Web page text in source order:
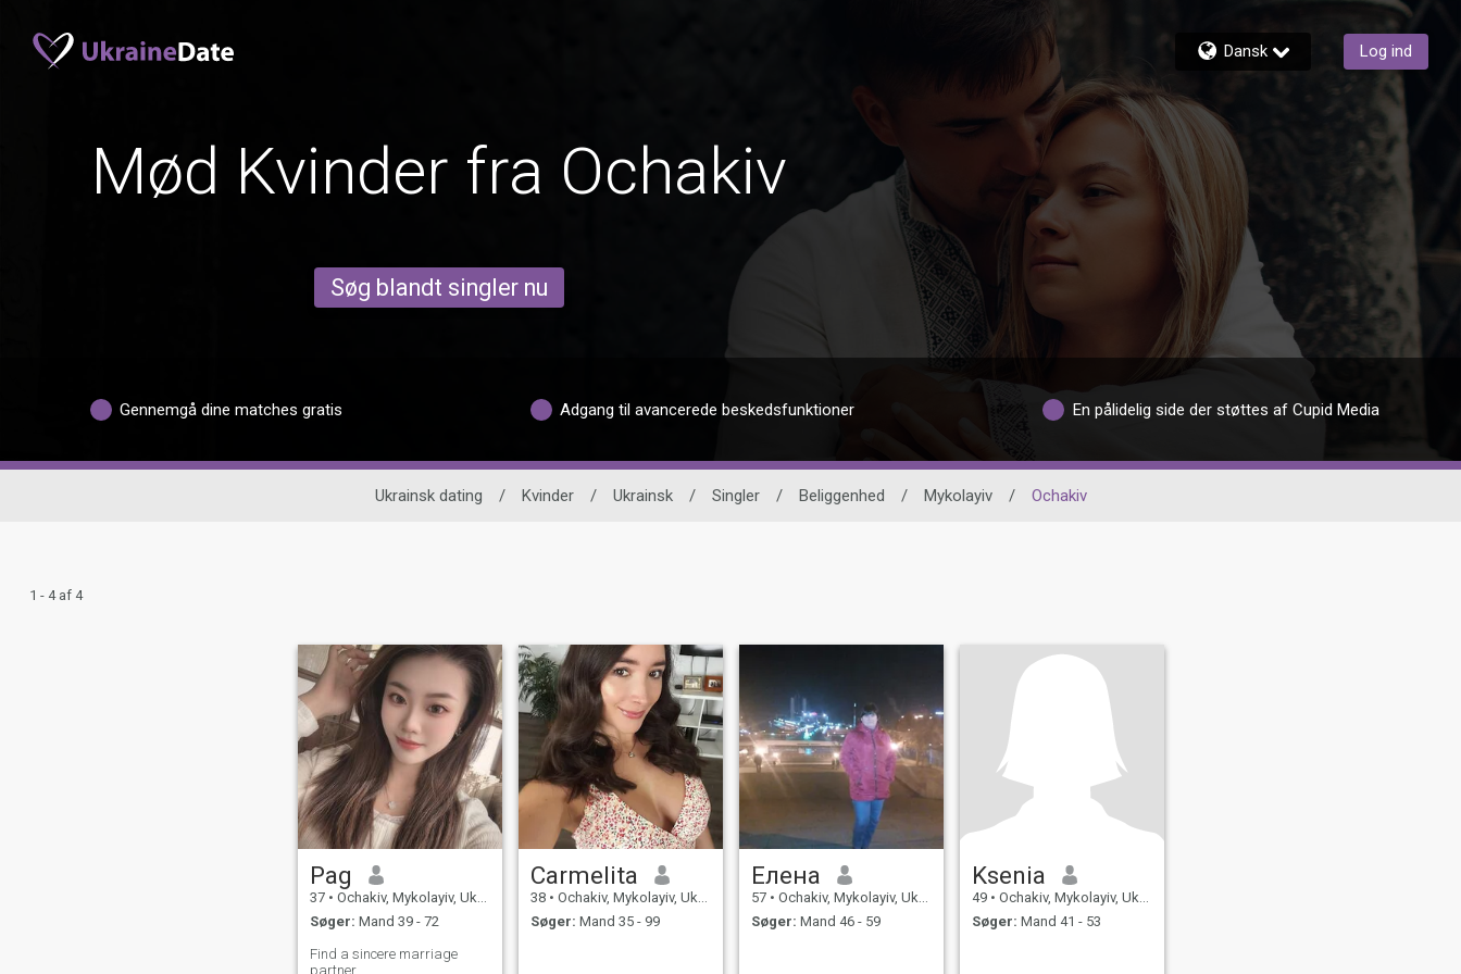
Dansk Log ind
Mød Kvinder fra Ochakiv
Søg blandt singler nu
Gennemgå dine matches gratis Adgang til avancerede beskedsfunktioner En pålidelig side der støttes af Cupid Media
Ukrainsk dating / Kvinder / Ukrainsk / Singler / Beliggenhed / Mykolayiv / Ochakiv
1 - 4 af 4
Pag
37 • Ochakiv, Mykolayiv, Ukraine
Søger: Mand 39 - 72
Find a sincere marriage
partner
Carmelita
38 • Ochakiv, Mykolayiv, Ukraine
Søger: Mand 35 - 99
Елена
57 • Ochakiv, Mykolayiv, Ukraine
Søger: Mand 46 - 59
Ksenia
49 • Ochakiv, Mykolayiv, Ukraine
Søger: Mand 41 - 53